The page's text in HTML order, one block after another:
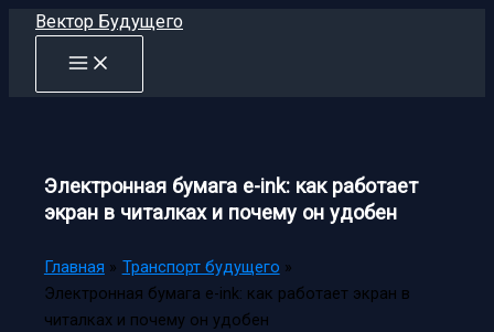
Перейти
содержимому
Вектор Будущего
Электронная бумага e-ink: как работает
экран в читалках и почему он удобен
Главная
Транспорт будущего
Электронная бумага e-ink: как работает экран в
читалках и почему он удобен